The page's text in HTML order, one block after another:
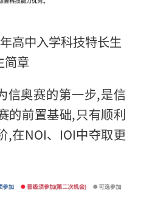
高中入学科技特长生
简章
信奥赛的第一步,是信
的前置基础,只有顺利
,在NOI、IOI中夺取更